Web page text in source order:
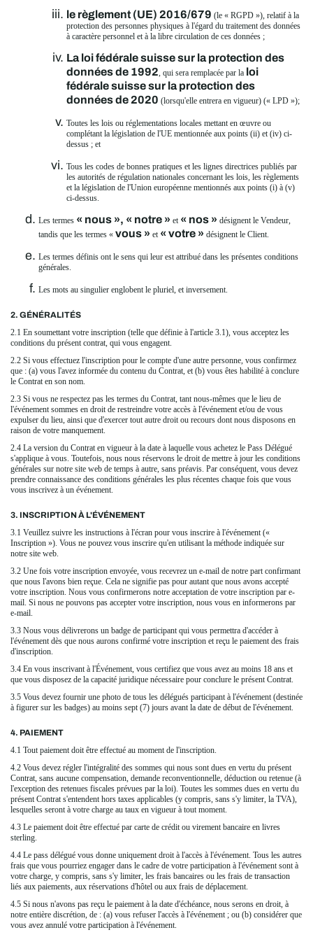
le règlement (UE) 2016/679 (le « RGPD »), relatif à la
protection des personnes physiques à l'égard du traitement des données
à caractère personnel et à la libre circulation de ces données ;
La loi fédérale suisse sur la protection des
données de 1992, qui sera remplacée par la loi
fédérale suisse sur la protection des
données de 2020 (lorsqu'elle entrera en vigueur) (« LPD »);
Toutes les lois ou réglementations locales mettant en œuvre ou
complétant la législation de l'UE mentionnée aux points (ii) et (iv) ci-
dessus ; et
Tous les codes de bonnes pratiques et les lignes directrices publiés par
les autorités de régulation nationales concernant les lois, les règlements
et la législation de l'Union européenne mentionnés aux points (i) à (v)
ci-dessus.
Les termes « nous », «notre » et « nos » désignent le Vendeur,
tandis que les termes « vous » et « votre » désignent le Client.
Les termes définis ont le sens qui leur est attribué dans les présentes conditions
générales.
Les mots au singulier englobent le pluriel, et inversement.
2. GÉNÉRALITÉS
2.1 En soumettant votre inscription (telle que définie à l'article 3.1), vous acceptez les
conditions du présent contrat, qui vous engagent.
2.2 Si vous effectuez l'inscription pour le compte d'une autre personne, vous confirmez
que : (a) vous l'avez informée du contenu du Contrat, et (b) vous êtes habilité à conclure
le Contrat en son nom.
2.3 Si vous ne respectez pas les termes du Contrat, tant nous-mêmes que le lieu de
l'événement sommes en droit de restreindre votre accès à l'événement et/ou de vous
expulser du lieu, ainsi que d'exercer tout autre droit ou recours dont nous disposons en
raison de votre manquement.
2.4 La version du Contrat en vigueur à la date à laquelle vous achetez le Pass Délégué
s'applique à vous. Toutefois, nous nous réservons le droit de mettre à jour les conditions
générales sur notre site web de temps à autre, sans préavis. Par conséquent, vous devez
prendre connaissance des conditions générales les plus récentes chaque fois que vous
vous inscrivez à un événement.
3. INSCRIPTION À L'ÉVÉNEMENT
3.1 Veuillez suivre les instructions à l'écran pour vous inscrire à l'événement («
Inscription »). Vous ne pouvez vous inscrire qu'en utilisant la méthode indiquée sur
notre site web.
3.2 Une fois votre inscription envoyée, vous recevrez un e-mail de notre part confirmant
que nous l'avons bien reçue. Cela ne signifie pas pour autant que nous avons accepté
votre inscription. Nous vous confirmerons notre acceptation de votre inscription par e-
mail. Si nous ne pouvons pas accepter votre inscription, nous vous en informerons par
e-mail.
3.3 Nous vous délivrerons un badge de participant qui vous permettra d'accéder à
l'événement dès que nous aurons confirmé votre inscription et reçu le paiement des frais
d'inscription.
3.4 En vous inscrivant à l'Événement, vous certifiez que vous avez au moins 18 ans et
que vous disposez de la capacité juridique nécessaire pour conclure le présent Contrat.
3.5 Vous devez fournir une photo de tous les délégués participant à l'événement (destinée
à figurer sur les badges) au moins sept (7) jours avant la date de début de l'événement.
4. PAIEMENT
4.1 Tout paiement doit être effectué au moment de l'inscription.
4.2 Vous devez régler l'intégralité des sommes qui nous sont dues en vertu du présent
Contrat, sans aucune compensation, demande reconventionnelle, déduction ou retenue (à
l'exception des retenues fiscales prévues par la loi). Toutes les sommes dues en vertu du
présent Contrat s'entendent hors taxes applicables (y compris, sans s'y limiter, la TVA),
lesquelles seront à votre charge au taux en vigueur à tout moment.
4.3 Le paiement doit être effectué par carte de crédit ou virement bancaire en livres
sterling.
4.4 Le pass délégué vous donne uniquement droit à l'accès à l'événement. Tous les autres
frais que vous pourriez engager dans le cadre de votre participation à l'événement sont à
votre charge, y compris, sans s'y limiter, les frais bancaires ou les frais de transaction
liés aux paiements, aux réservations d'hôtel ou aux frais de déplacement.
4.5 Si nous n'avons pas reçu le paiement à la date d'échéance, nous serons en droit, à
notre entière discrétion, de : (a) vous refuser l'accès à l'événement ; ou (b) considérer que
vous avez annulé votre participation à l'événement.